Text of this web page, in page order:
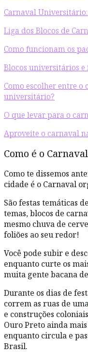
Carnaval
Liga dos Blocos de
Como funcionam os
Blocos universitários e
Como escolher entre
universitário?
O que levar para o
Aproveite o carnaval
Como é o
Como te dissemos
cidade é o Carnaval
São festas temáticas
temas, blocos de
mesmo chuva de
foliões ao seu redor!
Você pode subir e
enquanto curte os
muita gente bacana
Durante os dias de
correm as ruas de
e construções
Ouro Preto ainda
enquanto circula e
Brasil.